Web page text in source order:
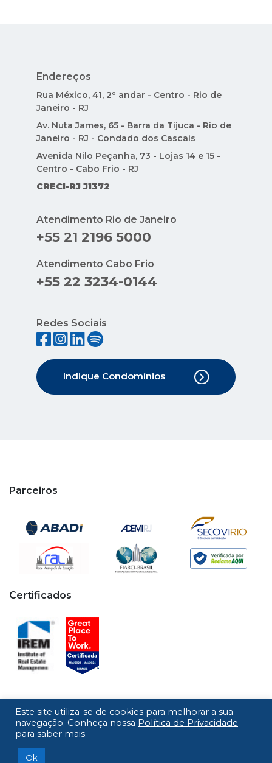
Endereços
Rua México, 41, 2º andar - Centro - Rio de
Janeiro - RJ
Av. Nuta James, 65 - Barra da Tijuca - Rio de
Janeiro - RJ - Condado dos Cascais
Avenida Nilo Peçanha, 73 - Lojas 14 e 15 -
Centro - Cabo Frio - RJ
CRECI-RJ J1372
Atendimento Rio de Janeiro
+55 21 2196 5000
Atendimento Cabo Frio
+55 22 3234-0144
Redes Sociais
Indique Condomínios
Parceiros
Certificados
Copyright © 2020 - 2026 Cipa. Todos os direitos
reservados.
Este site utiliza-se de cookies para melhorar a sua
navegação. Conheça nossa Política de Privacidade
para saber mais.
Ok